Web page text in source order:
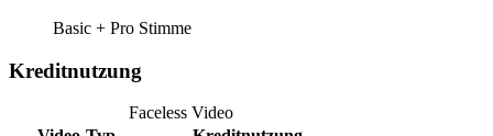
Basic + Pro Stimme
Kreditnutzung
Faceless Video